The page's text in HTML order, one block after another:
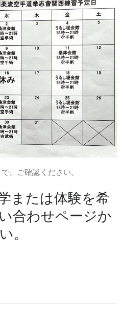
、ご確認ください。
または体験を希
合わせページか
。